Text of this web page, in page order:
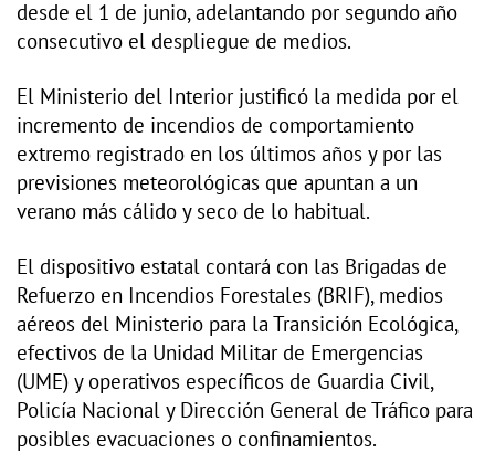
desde el 1 de junio, adelantando por segundo año
consecutivo el despliegue de medios.
El Ministerio del Interior justificó la medida por el
incremento de incendios de comportamiento
extremo registrado en los últimos años y por las
previsiones meteorológicas que apuntan a un
verano más cálido y seco de lo habitual.
El dispositivo estatal contará con las Brigadas de
Refuerzo en Incendios Forestales (BRIF), medios
aéreos del Ministerio para la Transición Ecológica,
efectivos de la Unidad Militar de Emergencias
(UME) y operativos específicos de Guardia Civil,
Policía Nacional y Dirección General de Tráfico para
posibles evacuaciones o confinamientos.